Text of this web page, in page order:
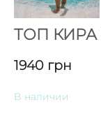
ТОП
1940 грн
В наличии